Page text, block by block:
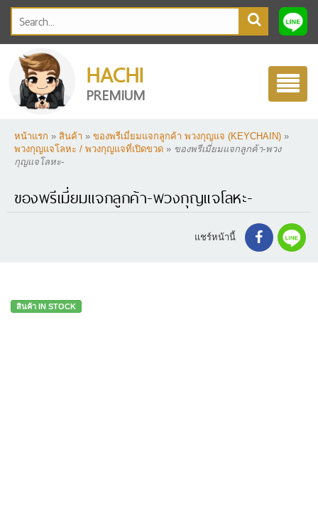
HACHI
PREMIUM
Toggle
หน้าแรก » สินค้า » ของพรีเมี่ยมแจกลูกค้า พวงกุญแจ (KEYCHAIN) »
พวงกุญแจโลหะ / พวงกุญแจที่เปิดขวด » ของพรีเมี่ยมแจกลูกค้า-พวง
กุญแจโลหะ-
ของพรีเมี่ยมแจกลูกค้า-พวงกุญแจโลหะ-
แชร์หน้านี้
สินค้า IN STOCK